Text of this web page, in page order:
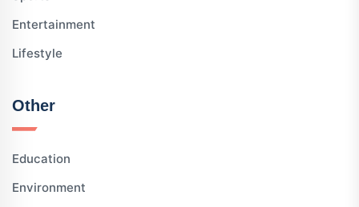
Entertainment
Lifestyle
Other
Education
Environment